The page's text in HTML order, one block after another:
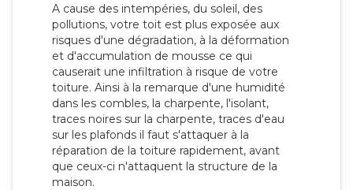
A cause des intempéries, du soleil, des
pollutions, votre toit est plus exposée aux
risques d'une dégradation, à la déformation
et d'accumulation de mousse ce qui
causerait une infiltration à risque de votre
toiture. Ainsi à la remarque d'une humidité
dans les combles, la charpente, l'isolant,
traces noires sur la charpente, traces d'eau
sur les plafonds il faut s'attaquer à la
réparation de la toiture rapidement, avant
que ceux-ci n'attaquent la structure de la
maison.